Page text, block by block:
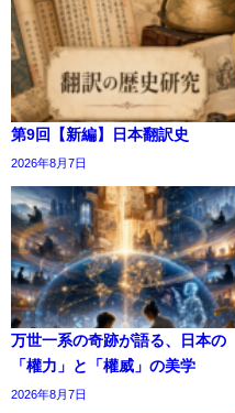
第9回【新編】日本翻訳史
2026年8月7日
万世一系の奇跡が語る、日本の
「權力」と「權威」の美学
2026年8月7日